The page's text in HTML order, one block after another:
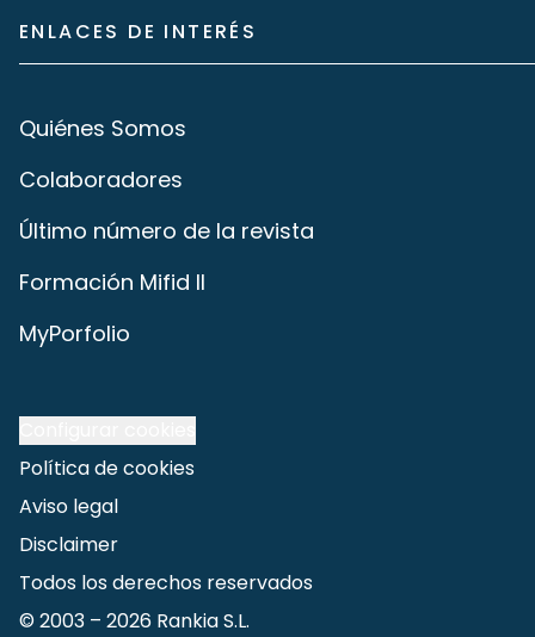
ENLACES DE INTERÉS
Quiénes Somos
Colaboradores
Último número de la revista
Formación Mifid II
MyPorfolio
Política de cookies
Aviso legal
Disclaimer
Todos los derechos reservados
© 2003 – 2026 Rankia S.L.